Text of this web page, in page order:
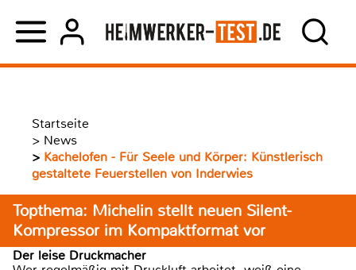
Startseite
> News
> Kachelofen - Für Seele und Körper: Künstlerisch
gestaltete Feuerstellen von Inderwies
Topthema: Michelin stellt neuen Silent-
Kompressor im Kompaktformat vor
Der leise Druckmacher